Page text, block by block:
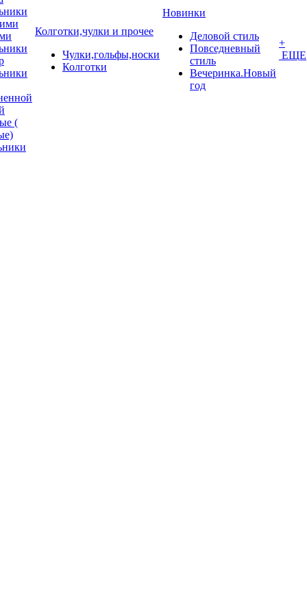
(
Колготки,чулки и прочее
Чулки,гольфы,носки
Колготки
Новинки
Деловой стиль
Повседневный
стиль
Вечеринка.Новый
год
+
ЕЩЕ